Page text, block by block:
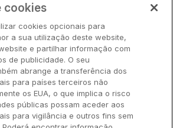
cookies
cookies opcionais para
a sua utilização deste website,
e partilhar informação com
de publicidade. O seu
abrange a transferência dos
para países terceiros não
os EUA, o que implica o risco
públicas possam aceder aos
para vigilância e outros fins sem